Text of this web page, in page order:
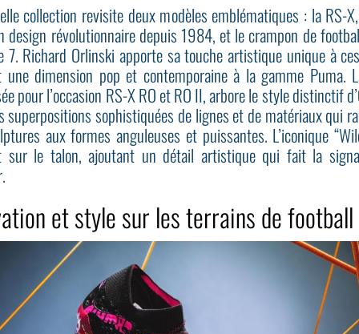
collection revisite deux modèles emblématiques : la RS-
design révolutionnaire depuis 1984, et le crampon de
7. Richard Orlinski apporte sa touche artistique unique à
une dimension pop et contemporaine à la gamme Puma.
pour l’occasion RS-X RO et RO II, arbore le style distinctif
superpositions sophistiquées de lignes et de matériaux qui
aux formes anguleuses et puissantes. L’iconique
sur le talon, ajoutant un détail artistique qui fait la
et style sur les terrains de football